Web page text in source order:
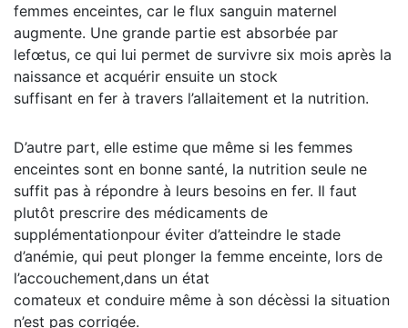
femmes enceintes, car le flux sanguin maternel
augmente. Une grande partie est absorbée par
lefœtus, ce qui lui permet de survivre six mois après la
naissance et acquérir ensuite un stock
suffisant en fer à travers l’allaitement et la nutrition.
D’autre part, elle estime que même si les femmes
enceintes sont en bonne santé, la nutrition seule ne
suffit pas à répondre à leurs besoins en fer. Il faut
plutôt prescrire des médicaments de
supplémentationpour éviter d’atteindre le stade
d’anémie, qui peut plonger la femme enceinte, lors de
l’accouchement,dans un état
comateux et conduire même à son décèssi la situation
n’est pas corrigée.